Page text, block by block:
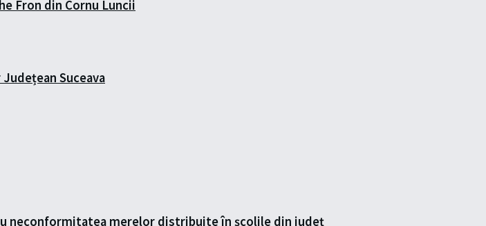
Fron din Cornu Luncii
Suceava
neconformitatea merelor distribuite în școlile din județ